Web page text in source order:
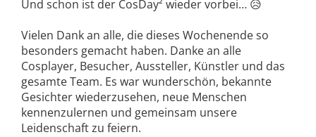
Und schon ist der CosDay² wieder vorbei… 😥
Vielen Dank an alle, die dieses Wochenende so
besonders gemacht haben. Danke an alle
Cosplayer, Besucher, Aussteller, Künstler und das
gesamte Team. Es war wunderschön, bekannte
Gesichter wiederzusehen, neue Menschen
kennenzulernen und gemeinsam unsere
Leidenschaft zu feiern.